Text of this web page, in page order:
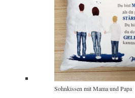
Sohnkissen mit Mama und Papa